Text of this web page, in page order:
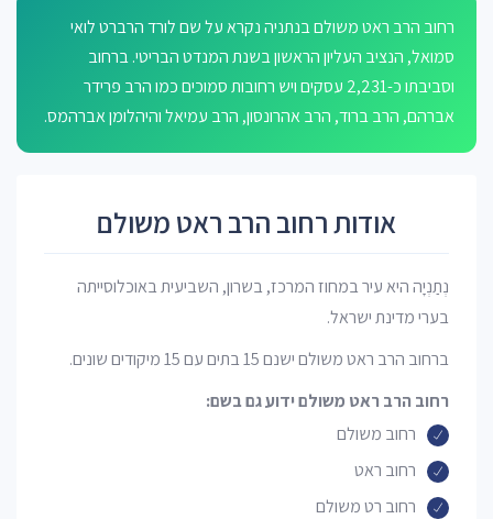
רחוב הרב ראט משולם בנתניה נקרא על שם לורד הרברט לואי
סמואל, הנציב העליון הראשון בשנת המנדט הבריטי. ברחוב
וסביבתו כ-2,231 עסקים ויש רחובות סמוכים כמו הרב פרידר
אברהם, הרב ברוד, הרב אהרונסון, הרב עמיאל והיהלומן אברהמס.
אודות רחוב הרב ראט משולם
נְתַנְיָה היא עיר במחוז המרכז, בשרון, השביעית באוכלוסייתה
בערי מדינת ישראל.
ברחוב הרב ראט משולם ישנם 15 בתים עם 15 מיקודים שונים.
רחוב הרב ראט משולם ידוע גם בשם:
רחוב משולם
רחוב ראט
רחוב רט משולם